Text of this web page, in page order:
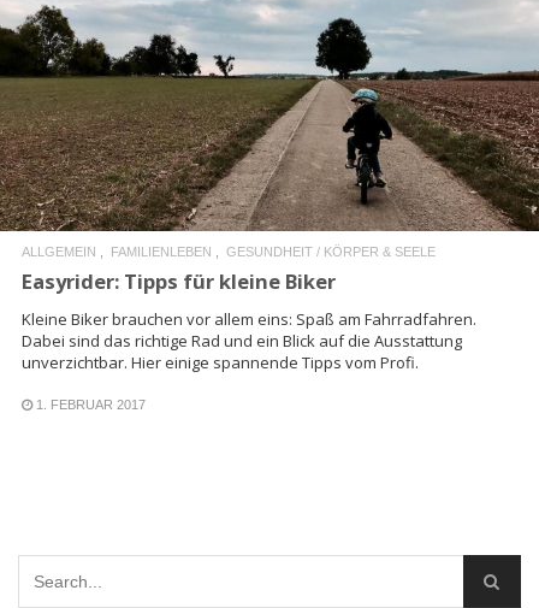
READ MORE
ALLGEMEIN FAMILIENLEBEN GESUNDHEIT / KÖRPER & SEELE
Easyrider: Tipps für kleine Biker
Kleine Biker brauchen vor allem eins: Spaß am Fahrradfahren.
Dabei sind das richtige Rad und ein Blick auf die Ausstattung
unverzichtbar. Hier einige spannende Tipps vom Profi.
1. FEBRUAR 2017